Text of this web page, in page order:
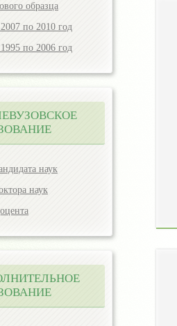
образца
по 2010 год
по 2006 год
наук
наук